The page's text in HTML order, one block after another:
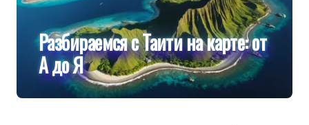
Разбираемся с Таити на карте: от
А до Я